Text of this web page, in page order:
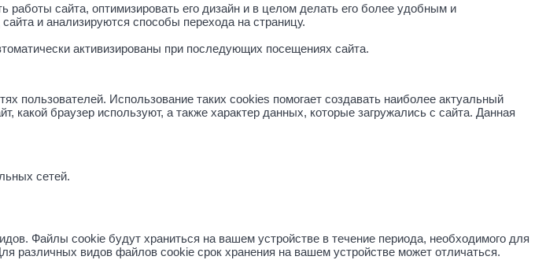
сайта, оптимизировать его дизайн и в целом делать его более удобным и
и анализируются способы перехода на страницу.
активизированы при последующих посещениях сайта.
Использование таких cookies помогает создавать наиболее актуальный
какой браузер используют, а также характер данных, которые загружались с сайта. Данная
сетей.
Файлы cookie будут храниться на вашем устройстве в течение периода, необходимого для
различных видов файлов cookie срок хранения на вашем устройстве может отличаться.